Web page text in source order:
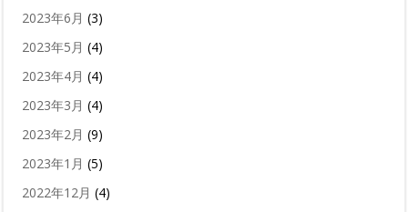
2023年6月 (3)
2023年5月 (4)
2023年4月 (4)
2023年3月 (4)
2023年2月 (9)
2023年1月 (5)
2022年12月 (4)